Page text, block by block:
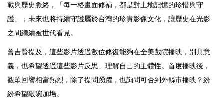
戰與歷史脈絡，「每一格畫面修補，都是對土地記憶的珍惜與守
護」；未來也將持續守護屬於台灣的珍貴影像文化，讓歷史在光影
之間繼續被世代看見。
曾吉賢提及，這些影片透過數位修復能夠在全美戲院播映，別具意
義，也希望透過這些影片反思、理解自己的主體性。首度播映後，
觀眾回響相當熱烈，除了提問踴躍，也詢問可否到外縣市播映？紛
紛希望敲碗加場。